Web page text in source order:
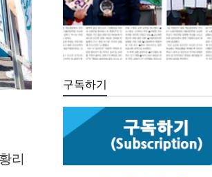
리
구독하기